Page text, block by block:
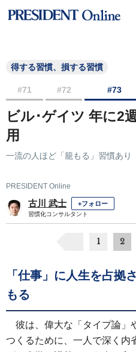
得する習慣、損する習慣
#71 #72 #73
ビル･ゲイツ 年に2
用
一流の人ほど「籠もる」習慣あり
PRESIDENT Online
古川 武士 +フォロー
習慣化コンサルタント
1 2
「仕事」に人生を占拠
もる
彼は、偉大な「タイプ論」
つくるために、一人で深く内